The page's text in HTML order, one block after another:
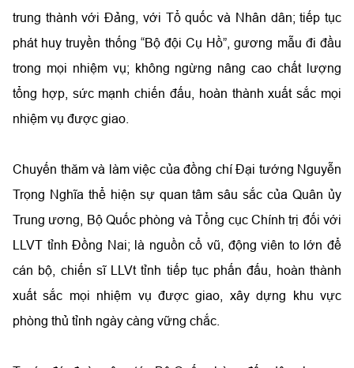
trung thành với Đảng, với Tổ quốc và Nhân dân; tiếp tục
phát huy truyền thống “Bộ đội Cụ Hồ”, gương mẫu đi đầu
trong mọi nhiệm vụ; không ngừng nâng cao chất lượng
tổng hợp, sức mạnh chiến đấu, hoàn thành xuất sắc mọi
nhiệm vụ được giao.
Chuyến thăm và làm việc của đồng chí Đại tướng Nguyễn
Trọng Nghĩa thể hiện sự quan tâm sâu sắc của Quân ủy
Trung ương, Bộ Quốc phòng và Tổng cục Chính trị đối với
LLVT tỉnh Đồng Nai; là nguồn cổ vũ, động viên to lớn để
cán bộ, chiến sĩ LLVt tỉnh tiếp tục phấn đấu, hoàn thành
xuất sắc mọi nhiệm vụ được giao, xây dựng khu vực
phòng thủ tỉnh ngày càng vững chắc.